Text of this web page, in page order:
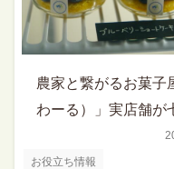
お役立ち情報
農家と繋がるお菓子
わーる）」実店舗が